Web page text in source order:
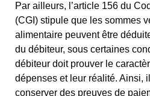
Par ailleurs, l’article 156 du
(CGI) stipule que les sommes
alimentaire peuvent être
du débiteur, sous certaines
débiteur doit prouver le
dépenses et leur réalité. Ainsi,
conserver des preuves de